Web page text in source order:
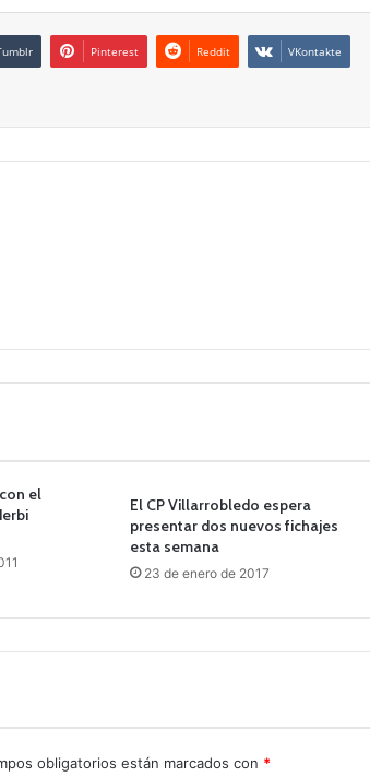
Pinterest Reddit VKontakte
el
El CP Villarrobledo espera
presentar dos nuevos fichajes
esta semana
23 de enero de 2017
obligatorios están marcados con *